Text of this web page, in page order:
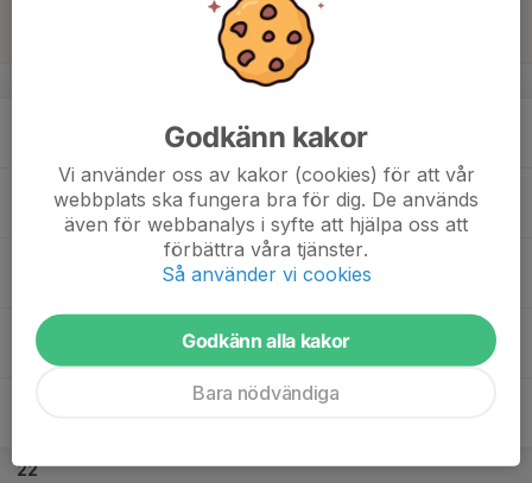
v.34
Träning barn födda 19/20
Nyborgsvallen
20
Tor
22
Godkänn kakor
Vi använder oss av kakor (cookies) för att vår
webbplats ska fungera bra för dig. De används
även för webbanalys i syfte att hjälpa oss att
förbättra våra tjänster.
Så använder vi cookies
Godkänn alla kakor
Bara nödvändiga